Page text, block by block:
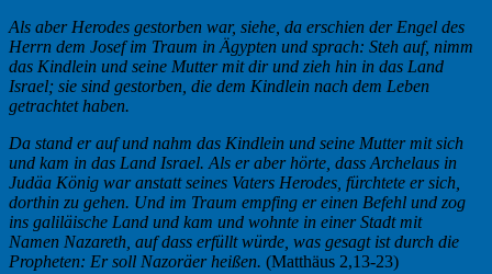
Als aber Herodes gestorben war, siehe, da erschien der Engel des
Herrn dem Josef im Traum in Ägypten und sprach: Steh auf, nimm
das Kindlein und seine Mutter mit dir und zieh hin in das Land
Israel; sie sind gestorben, die dem Kindlein nach dem Leben
getrachtet haben.
Da stand er auf und nahm das Kindlein und seine Mutter mit sich
und kam in das Land Israel. Als er aber hörte, dass Archelaus in
Judäa König war anstatt seines Vaters Herodes, fürchtete er sich,
dorthin zu gehen. Und im Traum empfing er einen Befehl und zog
ins galiläische Land und kam und wohnte in einer Stadt mit
Namen Nazareth, auf dass erfüllt würde, was gesagt ist durch die
Propheten: Er soll Nazoräer heißen. (Matthäus 2,13-23)